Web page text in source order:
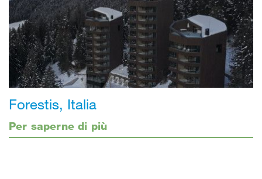
Forestis, Italia
Per saperne di più